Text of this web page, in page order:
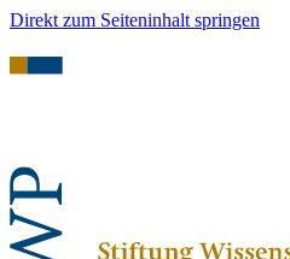
Direkt zum Seiteninhalt springen